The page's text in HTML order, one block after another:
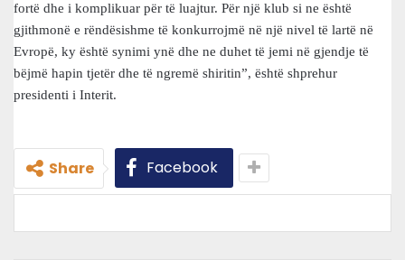
fortë dhe i komplikuar për të luajtur. Për një klub si ne është
gjithmonë e rëndësishme të konkurrojmë në një nivel të lartë në
Evropë, ky është synimi ynë dhe ne duhet të jemi në gjendje të
bëjmë hapin tjetër dhe të ngremë shiritin”, është shprehur
presidenti i Interit.
Share Facebook